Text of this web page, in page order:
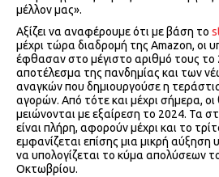
μέλλον μας».
Αξίζει να αναφέρουμε ότι με βάση το
μέχρι τώρα διαδρομή της Amazon, οι
έφθασαν στο μέγιστο αριθμό τους το
αποτέλεσμα της πανδημίας και των
αναγκών που δημιουργούσε η
αγορών. Από τότε και μέχρι σήμερα, οι
μειώνονται με εξαίρεση το 2024. Τα
είναι πλήρη, αφορούν μέχρι και το
εμφανίζεται επίσης μια μικρή
να υπολογίζεται το κύμα απολύσεων
Οκτωβρίου.